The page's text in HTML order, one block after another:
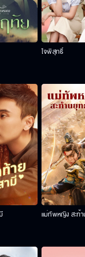
ใจพิสุทธิ์
แม่ทัพหญิง สะท้